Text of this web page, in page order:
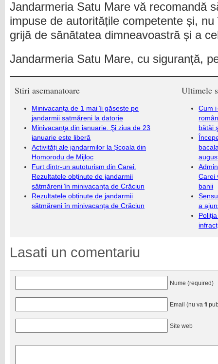
Jandarmeria Satu Mare vă recomandă
impuse de autoritățile competente și,
grijă de sănătatea dimneavoastră și a
Jandarmeria Satu Mare, cu siguranță,
Stiri asemanatoare
Minivacanța de 1 mai îi găseste pe
jandarmii satmăreni la datorie
Minivacanţa din ianuarie. Şi ziua de 23
ianuarie este liberă
Activități ale jandarmilor la Școala din
Homorodu de Mijloc
Furt dintr-un autoturism din Carei.
Rezultatele obținute de jandarmii
sătmăreni în minivacanța de Crăciun
Rezultatele obținute de jandarmii
sătmăreni în minivacanța de Crăciun
Ultimele
Cum
bătăi
Carei
banii
a
Lasati un comentariu
Nume (required)
Email (nu va fi
Site web